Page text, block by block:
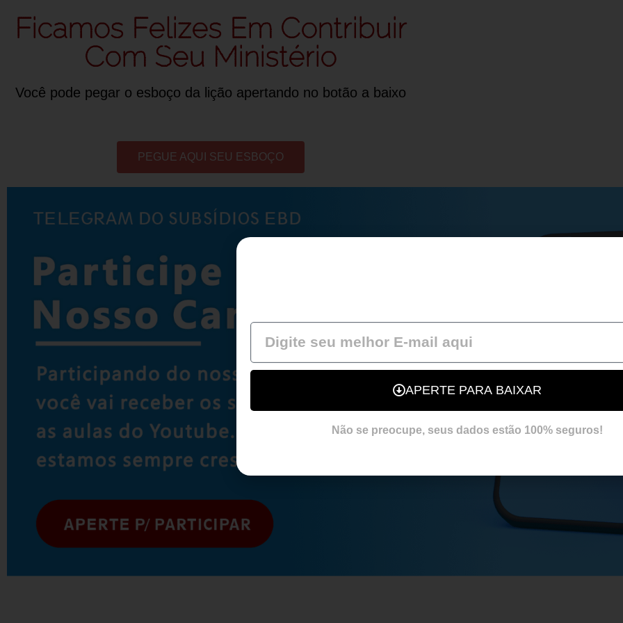
Ficamos Felizes Em Contribuir
Com Seu Ministério
Você pode pegar o esboço da lição apertando no botão a baixo
PEGUE AQUI SEU ESBOÇO
APERTE PARA BAIXAR
Não se preocupe, seus dados estão 100% seguros!